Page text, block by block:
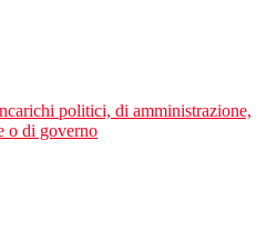
politici, di amministrazione,
o di governo